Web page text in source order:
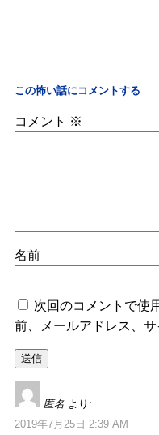
この怖い話にコメントする
コメント ※
名前
次回のコメントで使
前、メールアドレス、サ
匿名 より:
2019年7月25日 2:39 AM